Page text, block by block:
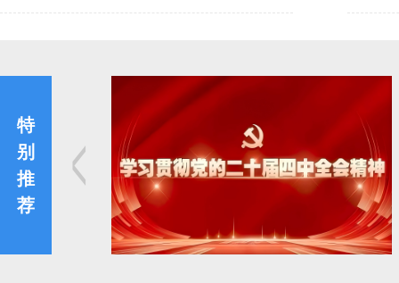
特
别
推
荐
<